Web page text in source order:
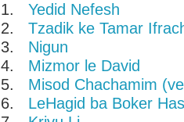
1.Yedid Nefesh
2.Tzadik ke Tamar
3. Nigun
4. Mizmor le David
5. Misod Chachamim
6. LeHagid ba Boker